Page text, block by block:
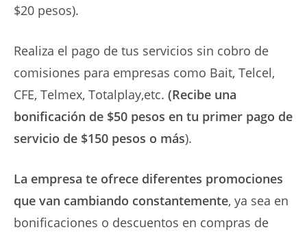
$20 pesos).
Realiza el pago de tus servicios sin cobro de
comisiones para empresas como Bait, Telcel,
CFE, Telmex, Totalplay,etc. (Recibe una
bonificación de $50 pesos en tu primer pago de
servicio de $150 pesos o más).
La empresa te ofrece diferentes promociones
que van cambiando constantemente, ya sea en
bonificaciones o descuentos en compras de